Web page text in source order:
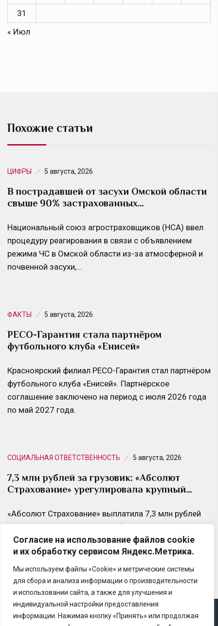
Согласие на использование файлов cookie
и их обработку сервисом Яндекс.Метрика.
Мы используем файлы «Cookie» и метрические системы
для сбора и анализа информации о производительности
и использовании сайта, а также для улучшения и
индивидуальной настройки предоставления
информации. Нажимая кнопку «Принять» или продолжая
31
« Июл
Похожие статьи
ЦИФРЫ 5 августа, 2026
В пострадавшей от засухи Омской области
свыше 90% застрахованных…
Национальный союз агростраховщиков (НСА) ввел
процедуру реагирования в связи с объявлением
режима ЧС в Омской области из-за атмосферной и
почвенной засухи,…
ФАКТЫ 5 августа, 2026
РЕСО-Гарантия стала партнёром
футбольного клуба «Енисей»
Красноярский филиал РЕСО-Гарантия стал партнёром
футбольного клуба «Енисей». Партнёрское
соглашение заключено на период с июля 2026 года
по май 2027 года.
СОЦИАЛЬНАЯ ОТВЕТСТВЕННОСТЬ 5 августа, 2026
7,3 млн рублей за грузовик: «Абсолют
Страхование» урегулировала крупный…
«Абсолют Страхование» выплатила 7,3 млн рублей
владельцу грузового автомобиля SANY, который
получил критические повреждения в результате ДТП
на трассе М5.
Copyright © 2025 Ассоциация «Некоммерческого